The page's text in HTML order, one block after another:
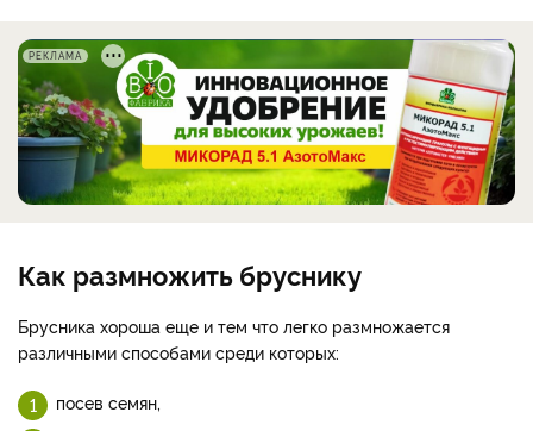
РЕКЛАМА
Как размножить бруснику
Брусника хороша еще и тем что легко размножается
различными способами среди которых:
посев семян,